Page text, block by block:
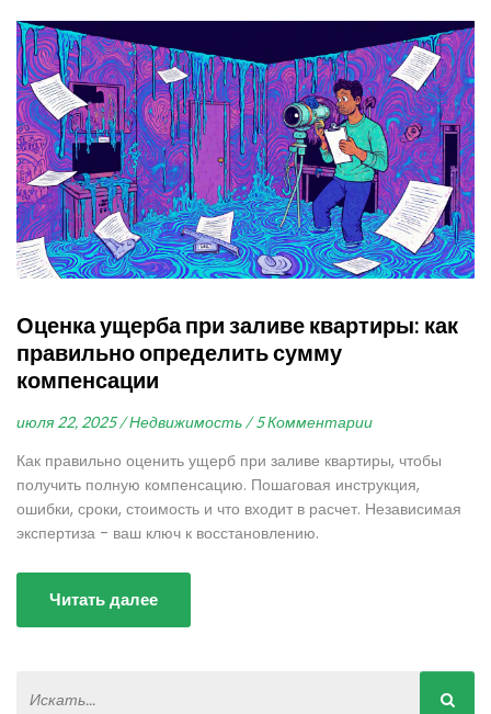
Оценка ущерба при заливе квартиры: как
правильно определить сумму
компенсации
июля 22, 2025 / Недвижимость / 5 Комментарии
Как правильно оценить ущерб при заливе квартиры, чтобы
получить полную компенсацию. Пошаговая инструкция,
ошибки, сроки, стоимость и что входит в расчет. Независимая
экспертиза - ваш ключ к восстановлению.
Читать далее